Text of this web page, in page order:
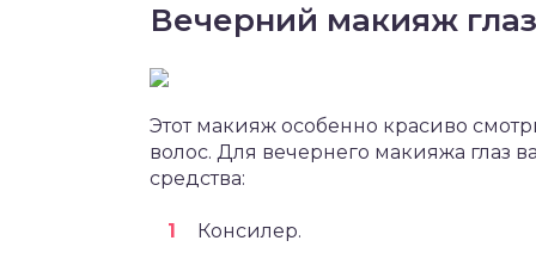
Вечерний макияж
Этот макияж особенно красиво
волос. Для вечернего макияжа глаз
средства:
Консилер.